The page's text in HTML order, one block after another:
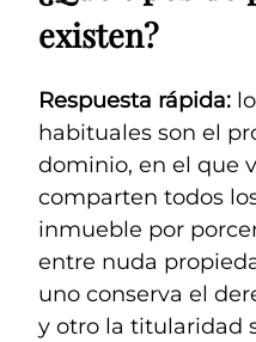
existen?
Respuesta rápida:
habituales son el
dominio, en el que
comparten todos
inmueble por
entre nuda
uno conserva el
y otro la titularidad